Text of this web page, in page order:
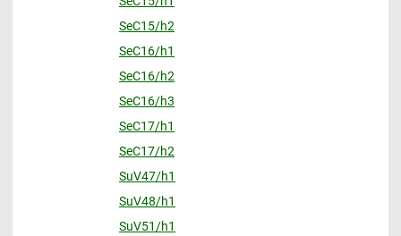
SeC15/h2
SeC16/h1
SeC16/h2
SeC16/h3
SeC17/h1
SeC17/h2
SuV47/h1
SuV48/h1
SuV51/h1